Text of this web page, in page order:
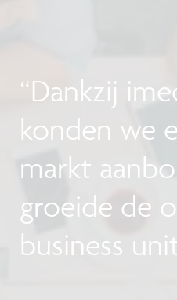
“Dankzij
konden we
markt
groeide de
business